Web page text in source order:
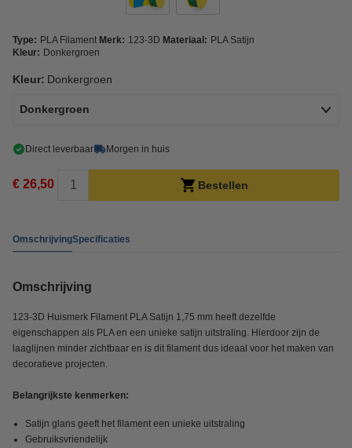
Type: PLA Filament Merk: 123-3D Materiaal: PLA Satijn
Kleur: Donkergroen
Kleur: Donkergroen
Donkergroen
Direct leverbaar Morgen in huis
€ 26,50 Bestellen
OmschrijvingSpecificaties
Omschrijving
123-3D Huismerk Filament PLA Satijn 1,75 mm heeft dezelfde
eigenschappen als PLA en een unieke satijn uitstraling. Hierdoor zijn de
laaglijnen minder zichtbaar en is dit filament dus ideaal voor het maken van
decoratieve projecten.
Belangrijkste kenmerken:
Satijn glans geeft het filament een unieke uitstraling
Gebruiksvriendelijk